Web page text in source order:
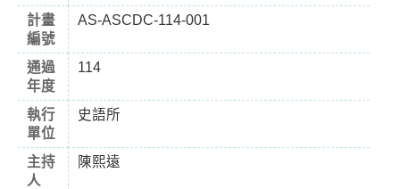
計畫
編號
AS-ASCDC-114-001
通過
年度
114
執行
單位
史語所
主持
人
陳熙遠